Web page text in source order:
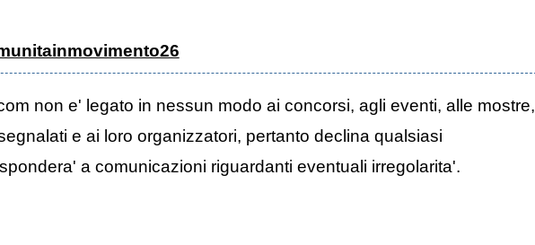
non e' legato in nessun modo ai concorsi, agli eventi, alle mostre,
e ai loro organizzatori, pertanto declina qualsiasi
a comunicazioni riguardanti eventuali irregolarita'.